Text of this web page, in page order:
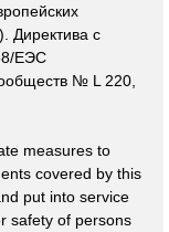
Директива с
ЕЭС
№ L 220,
measures to
covered by this
put into service
safety of persons